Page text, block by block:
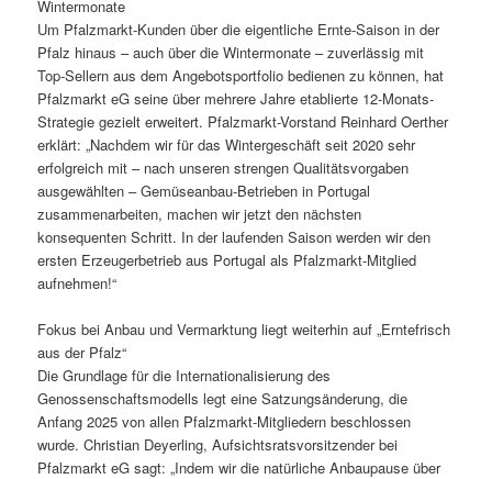
Wintermonate
Um Pfalzmarkt-Kunden über die eigentliche Ernte-Saison in der
Pfalz hinaus – auch über die Wintermonate – zuverlässig mit
Top-Sellern aus dem Angebotsportfolio bedienen zu können, hat
Pfalzmarkt eG seine über mehrere Jahre etablierte 12-Monats-
Strategie gezielt erweitert. Pfalzmarkt-Vorstand Reinhard Oerther
erklärt: „Nachdem wir für das Wintergeschäft seit 2020 sehr
erfolgreich mit – nach unseren strengen Qualitätsvorgaben
ausgewählten – Gemüseanbau-Betrieben in Portugal
zusammenarbeiten, machen wir jetzt den nächsten
konsequenten Schritt. In der laufenden Saison werden wir den
ersten Erzeugerbetrieb aus Portugal als Pfalzmarkt-Mitglied
aufnehmen!“
Fokus bei Anbau und Vermarktung liegt weiterhin auf „Erntefrisch
aus der Pfalz“
Die Grundlage für die Internationalisierung des
Genossenschaftsmodells legt eine Satzungsänderung, die
Anfang 2025 von allen Pfalzmarkt-Mitgliedern beschlossen
wurde. Christian Deyerling, Aufsichtsratsvorsitzender bei
Pfalzmarkt eG sagt: „Indem wir die natürliche Anbaupause über